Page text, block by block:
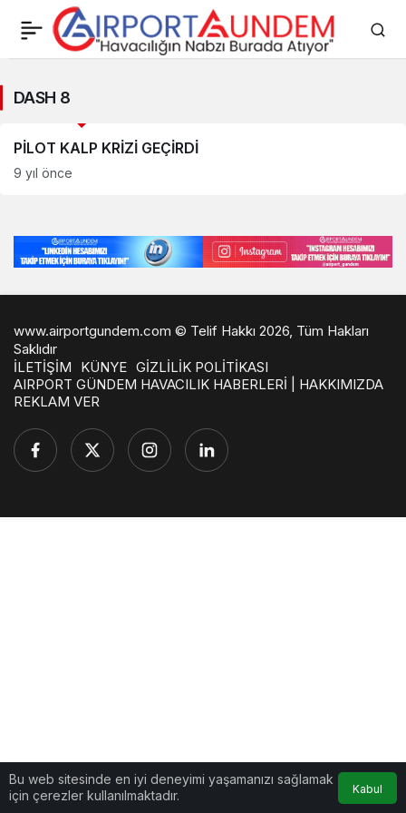
8
Haberleri
DASH 8
PİLOT KALP KRİZİ GEÇİRDİ
9 yıl önce
Bu web sitesinde en iyi deneyimi yaşamanızı sağlamak
için çerezler kullanılmaktadır.
Kabul
www.airportgundem.com © Telif Hakkı 2026, Tüm Hakları
Saklıdır
İLETİŞİM
KÜNYE GİZLİLİK POLİTİKASI
AIRPORT GÜNDEM HAVACILIK HABERLERİ | HAKKIMIZDA
REKLAM VER